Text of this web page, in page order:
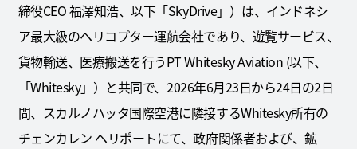
締役CEO 福澤知浩、以下「SkyDrive」）は、インドネシ
ア最大級のヘリコプター運航会社であり、遊覧サービス、
貨物輸送、医療搬送を行うPT Whitesky Aviation (以下、
「Whitesky」）と共同で、2026年6月23日から24日の2日
間、スカルノハッタ国際空港に隣接するWhitesky所有の
チェンカレン ヘリポートにて、政府関係者および、鉱